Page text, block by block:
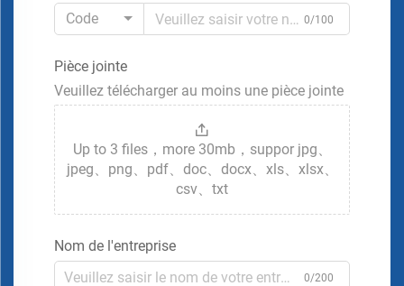
Code
0/100
Pièce jointe
Veuillez télécharger au moins une pièce jointe
Up to 3 files，more 30mb，suppor jpg、
jpeg、png、pdf、doc、docx、xls、xlsx、
csv、txt
Nom de l'entreprise
0/200